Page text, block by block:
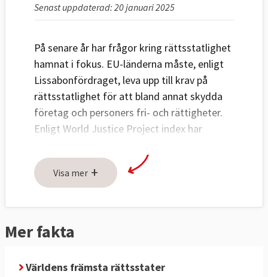
Senast uppdaterad: 20 januari 2025
På senare år har frågor kring rättsstatlighet
hamnat i fokus. EU-länderna måste, enligt
Lissabonfördraget, leva upp till krav på
rättsstatlighet för att bland annat skydda
företag och personers fri- och rättigheter.
Enligt World Justice Project index har
medan Ungern har lägst grad bland EU-
länderna, se nedan.
och fyra svar. Se även tidslinjen om
Visa mer +
Mer fakta
Världens främsta rättsstater